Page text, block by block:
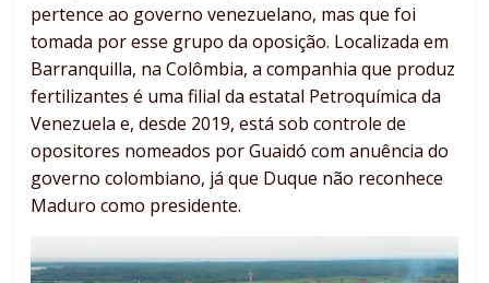
pertence ao governo venezuelano, mas que foi
tomada por esse grupo da oposição. Localizada em
Barranquilla, na Colômbia, a companhia que produz
fertilizantes é uma filial da estatal Petroquímica da
Venezuela e, desde 2019, está sob controle de
opositores nomeados por Guaidó com anuência do
governo colombiano, já que Duque não reconhece
Maduro como presidente.